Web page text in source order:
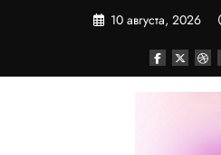
10 августа, 2026